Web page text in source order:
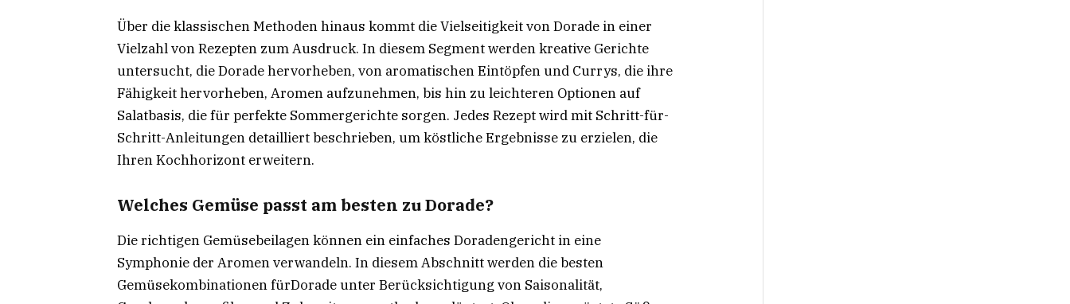
Über die klassischen Methoden hinaus kommt die Vielseitigkeit von Dorade in einer
Vielzahl von Rezepten zum Ausdruck. In diesem Segment werden kreative Gerichte
untersucht, die Dorade hervorheben, von aromatischen Eintöpfen und Currys, die ihre
Fähigkeit hervorheben, Aromen aufzunehmen, bis hin zu leichteren Optionen auf
Salatbasis, die für perfekte Sommergerichte sorgen. Jedes Rezept wird mit Schritt-für-
Schritt-Anleitungen detailliert beschrieben, um köstliche Ergebnisse zu erzielen, die
Ihren Kochhorizont erweitern.
Welches Gemüse passt am besten zu Dorade?
Die richtigen Gemüsebeilagen können ein einfaches Doradengericht in eine
Symphonie der Aromen verwandeln. In diesem Abschnitt werden die besten
Gemüsekombinationen fürDorade unter Berücksichtigung von Saisonalität,